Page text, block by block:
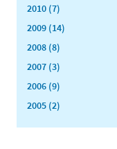
2010 (7)
2009 (14)
2008 (8)
2007 (3)
2006 (9)
2005 (2)